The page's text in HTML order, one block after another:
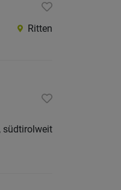
Ritten
südtirolweit